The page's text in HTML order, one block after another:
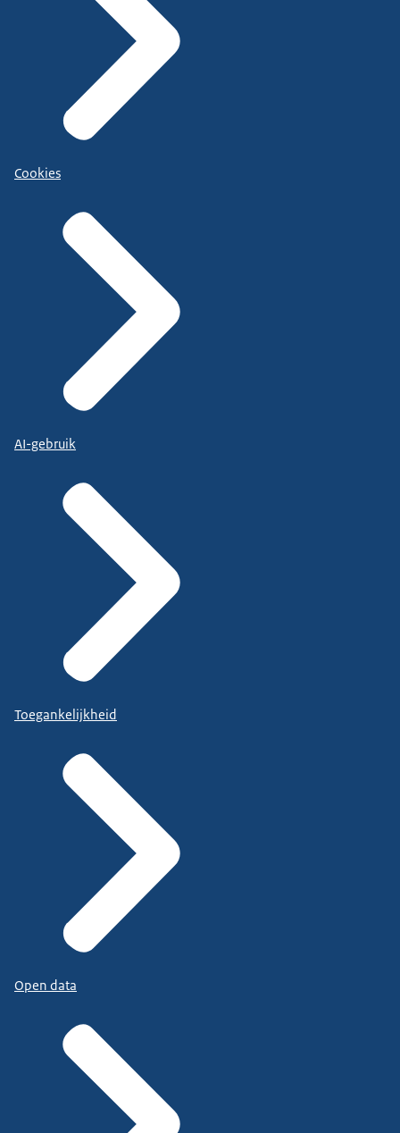
Cookies
AI-gebruik
Toegankelijkheid
Open data